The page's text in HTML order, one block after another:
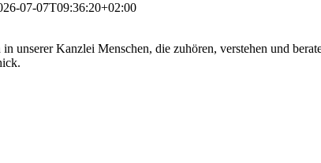
07-07T09:36:20+02:00
unserer Kanzlei Menschen, die zuhören, verstehen und